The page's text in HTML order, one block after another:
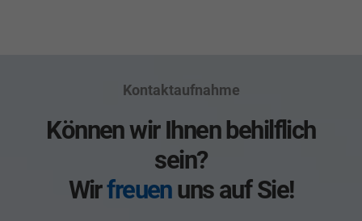
Kontaktaufnahme
Können wir Ihnen behilflich
sein?
Wirfreuenuns auf Sie!